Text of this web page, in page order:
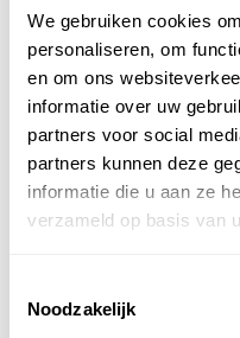
We gebruiken cookies
personaliseren, om
en om ons
informatie over uw
partners voor social
partners kunnen deze
informatie die u aan ze
verzameld op basis van
Noodzakelijk
Naam*
E-mail*
Mijn naam, e-mail en site
volgende keer wanneer ik
Deel dit product: